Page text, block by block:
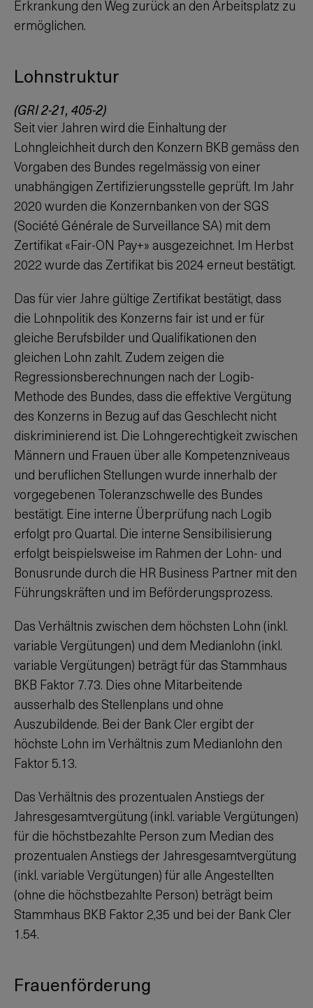
Erkrankung den Weg zurück an den Arbeitsplatz zu
ermöglichen.
Lohnstruktur
(GRI 2-21, 405-2)
Seit vier Jahren wird die Einhaltung der
Lohngleichheit durch den Konzern BKB gemäss den
Vorgaben des Bundes regelmässig von einer
unabhängigen Zertifizierungsstelle geprüft. Im Jahr
2020 wurden die Konzernbanken von der SGS
(Société Générale de Surveillance SA) mit dem
Zertifikat «Fair-ON Pay+» ausgezeichnet. Im Herbst
2022 wurde das Zertifikat bis 2024 erneut bestätigt.
Das für vier Jahre gültige Zertifikat bestätigt, dass
die Lohnpolitik des Konzerns fair ist und er für
gleiche Berufsbilder und Qualifikationen den
gleichen Lohn zahlt. Zudem zeigen die
Regressionsberechnungen nach der Logib-
Methode des Bundes, dass die effektive Vergütung
des Konzerns in Bezug auf das Geschlecht nicht
diskriminierend ist. Die Lohngerechtigkeit zwischen
Männern und Frauen über alle Kompetenzniveaus
und beruflichen Stellungen wurde innerhalb der
vorgegebenen Toleranzschwelle des Bundes
bestätigt. Eine interne Überprüfung nach Logib
erfolgt pro Quartal. Die interne Sensibilisierung
erfolgt beispielsweise im Rahmen der Lohn- und
Bonusrunde durch die HR Business Partner mit den
Führungskräften und im Beförderungsprozess.
Das Verhältnis zwischen dem höchsten Lohn (inkl.
variable Vergütungen) und dem Medianlohn (inkl.
variable Vergütungen) beträgt für das Stammhaus
BKB Faktor 7.73. Dies ohne Mitarbeitende
ausserhalb des Stellenplans und ohne
Auszubildende. Bei der Bank Cler ergibt der
höchste Lohn im Verhältnis zum Medianlohn den
Faktor 5.13.
Das Verhältnis des prozentualen Anstiegs der
Jahresgesamtvergütung (inkl. variable Vergütungen)
für die höchstbezahlte Person zum Median des
prozentualen Anstiegs der Jahresgesamtvergütung
(inkl. variable Vergütungen) für alle Angestellten
(ohne die höchstbezahlte Person) beträgt beim
Stammhaus BKB Faktor 2,35 und bei der Bank Cler
1.54.
Frauenförderung